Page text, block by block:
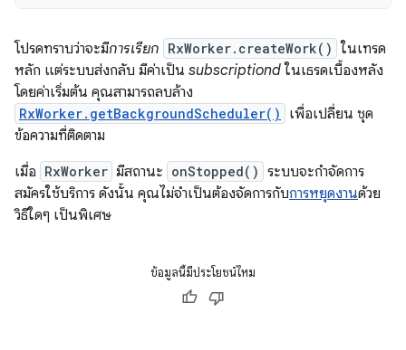
โปรดทราบว่าจะมีการเรียก RxWorker.createWork() ในเทรด
หลัก แต่ระบบส่งกลับ มีค่าเป็น subscriptiond ในเธรดเบื้องหลัง
โดยค่าเริ่มต้น คุณสามารถลบล้าง
RxWorker.getBackgroundScheduler()
เพื่อเปลี่ยน ชุด
ข้อความที่ติดตาม
เมื่อ RxWorker มีสถานะ onStopped() ระบบจะกำจัดการ
สมัครใช้บริการ ดังนั้น คุณไม่จำเป็นต้องจัดการกับการหยุดงานด้วย
วิธีใดๆ เป็นพิเศษ
ข้อมูลนี้มีประโยชน์ไหม